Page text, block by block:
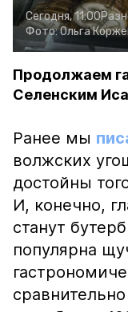
Сегодня, 11:00
Фото:Ольга
Продолжаем
Селенским
Ранее мы
волжских
достойны
И, конечно,
станут
популярна